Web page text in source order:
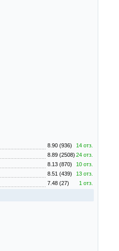
8.90 (936)
14 отз.
8.89 (2508) 24 отз.
8.13 (870)
10 отз.
8.51 (439)
13 отз.
7.48 (27) 1 отз.